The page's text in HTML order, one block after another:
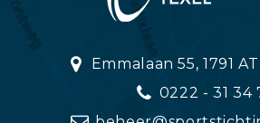
Emmalaan 55, 1791
0222 - 31 34